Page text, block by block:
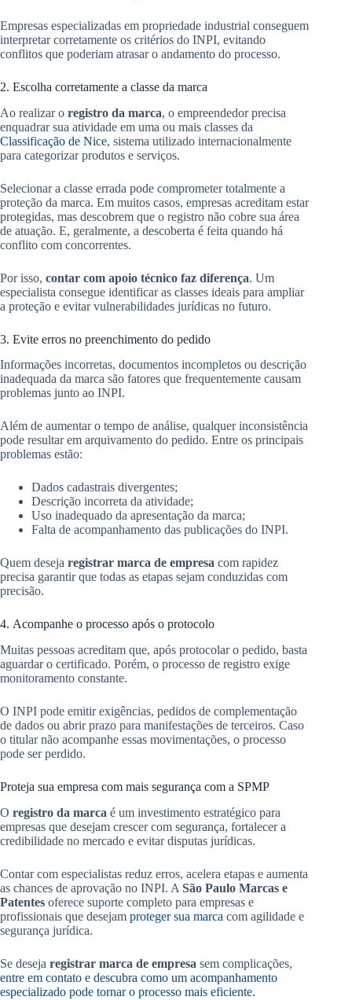
Empresas especializadas em propriedade industrial conseguem
interpretar corretamente os critérios do INPI, evitando
conflitos que poderiam atrasar o andamento do processo.
2. Escolha corretamente a classe da marca
Ao realizar o registro da marca, o empreendedor precisa
enquadrar sua atividade em uma ou mais classes da
Classificação de Nice, sistema utilizado internacionalmente
para categorizar produtos e serviços.
Selecionar a classe errada pode comprometer totalmente a
proteção da marca. Em muitos casos, empresas acreditam estar
protegidas, mas descobrem que o registro não cobre sua área
de atuação. E, geralmente, a descoberta é feita quando há
conflito com concorrentes.
Por isso, contar com apoio técnico faz diferença. Um
especialista consegue identificar as classes ideais para ampliar
a proteção e evitar vulnerabilidades jurídicas no futuro.
3. Evite erros no preenchimento do pedido
Informações incorretas, documentos incompletos ou descrição
inadequada da marca são fatores que frequentemente causam
problemas junto ao INPI.
Além de aumentar o tempo de análise, qualquer inconsistência
pode resultar em arquivamento do pedido. Entre os principais
problemas estão:
Dados cadastrais divergentes;
Descrição incorreta da atividade;
Uso inadequado da apresentação da marca;
Falta de acompanhamento das publicações do INPI.
Quem deseja registrar marca de empresa com rapidez
precisa garantir que todas as etapas sejam conduzidas com
precisão.
4. Acompanhe o processo após o protocolo
Muitas pessoas acreditam que, após protocolar o pedido, basta
aguardar o certificado. Porém, o processo de registro exige
monitoramento constante.
O INPI pode emitir exigências, pedidos de complementação
de dados ou abrir prazo para manifestações de terceiros. Caso
o titular não acompanhe essas movimentações, o processo
pode ser perdido.
Proteja sua empresa com mais segurança com a SPMP
O registro da marca é um investimento estratégico para
empresas que desejam crescer com segurança, fortalecer a
credibilidade no mercado e evitar disputas jurídicas.
Contar com especialistas reduz erros, acelera etapas e aumenta
as chances de aprovação no INPI. A São Paulo Marcas e
Patentes oferece suporte completo para empresas e
profissionais que desejam proteger sua marca com agilidade e
segurança jurídica.
Se deseja registrar marca de empresa sem complicações,
entre em contato e descubra como um acompanhamento
especializado pode tornar o processo mais eficiente.